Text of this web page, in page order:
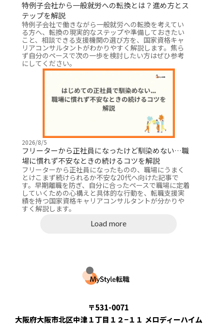
特例子会社から一般就労への転換とは？進め方とス
テップを解説
特例子会社で働きながら一般就労への転換を考えてい
る方へ、転換の現実的なステップや準備しておきたい
こと、相談できる支援機関の選び方を、国家資格キャ
リアコンサルタントがわかりやすく解説します。焦ら
ず自分のペースで次の一歩を検討したい方はぜひ参考
にしてください。
2026/8/5
フリーターから正社員になったけど馴染めない…職
場に慣れず不安なときの続けるコツを解説
フリーターから正社員になったものの、職場にうまく
とけこまず続けられるか不安な20代へ向けた記事で
す。早期離職を防ぎ、自分に合ったペースで職場に定着
していくための心構えと具体的な行動を、転職支援実
績を持つ国家資格キャリアコンサルタントが分かりや
すく解説します。
Load more
〒531-0071
大阪府大阪市北区中津１丁目１２−１１ メロディーハイム